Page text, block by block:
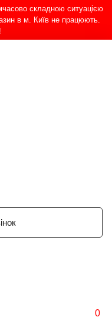
складною ситуацією
в м. Київ не працюють.
0